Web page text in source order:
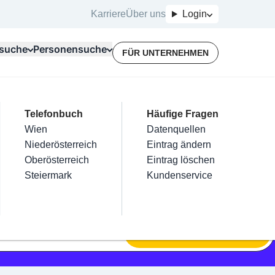
KarriereÜber uns Login
Kategorien
Friseur
Nägel
Haarentfernung
Make-Up
Für Unternehmer
Terminbuchung
Kostenlose Beratung
Top Branchen
Elektriker
Installateure
Maler & Lackierer
Branchen A-Z
Mein Firmeneintrag
Eintrag hinzufügen
Eintrag beanspruchen
Eintrag verwalten
Eintrag bewerben
Personensuche
Telefonbuch
Wien
Niederösterreich
Oberösterreich
Steiermark
Häufige Fragen
Datenquellen
Eintrag ändern
Eintrag löschen
Kundenservice
FÜR UNTERNEHMEN